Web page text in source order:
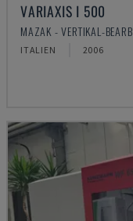
VARIAXIS I 500
MAZAK - VERTIKAL-
ITALIEN 2006